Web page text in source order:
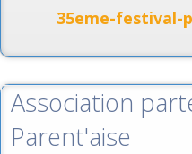
35eme-festival-
Association
Parent'aise